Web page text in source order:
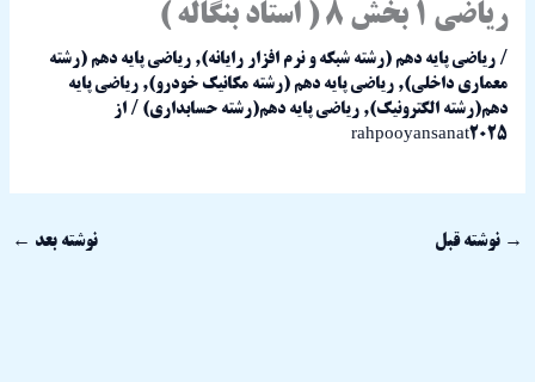
ریاضی 1 بخش 8 ( استاد بنگاله )
/ریاضی پایه دهم (رشته شبکه و نرم افزار رایانه),ریاضی پایه دهم (رشته
معماری داخلی),ریاضی پایه دهم (رشته مکانیک خودرو),ریاضی پایه
دهم(رشته الکترونیک),ریاضی پایه دهم(رشته حسابداری) / از
rahpooyansanat2025
→ نوشته قبل نوشته بعد ←